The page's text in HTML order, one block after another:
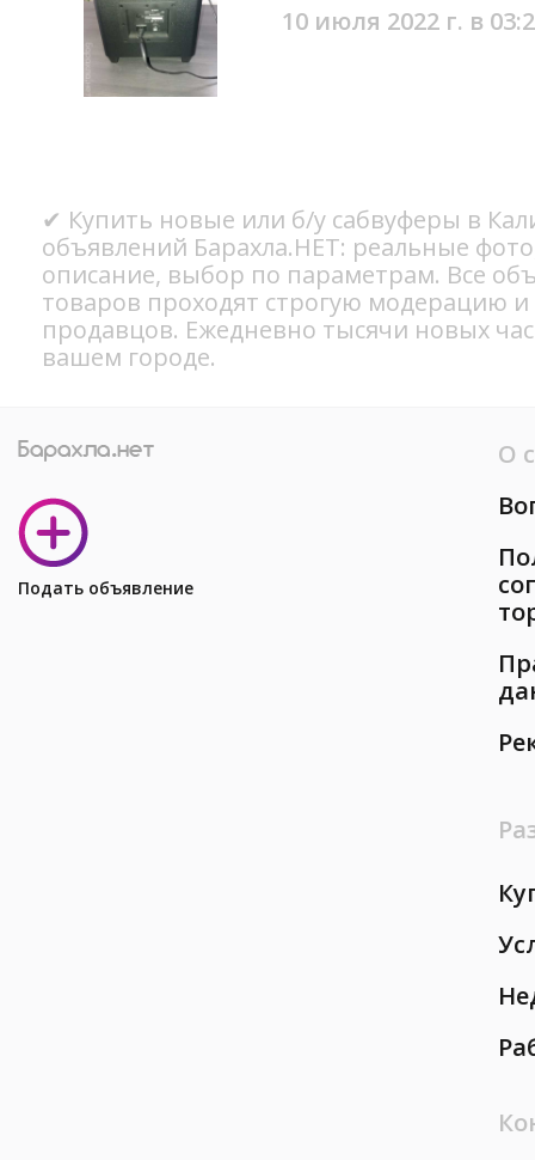
10 июля 2022 г. в
✔ Купить новые или б/у сабвуферы в
объявлений Барахла.НЕТ: реальные
описание, выбор по параметрам. Все
товаров проходят строгую модерацию
продавцов. Ежедневно тысячи новых
вашем городе.
Подать объявление
О